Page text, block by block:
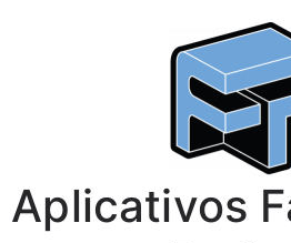
Aplicativos